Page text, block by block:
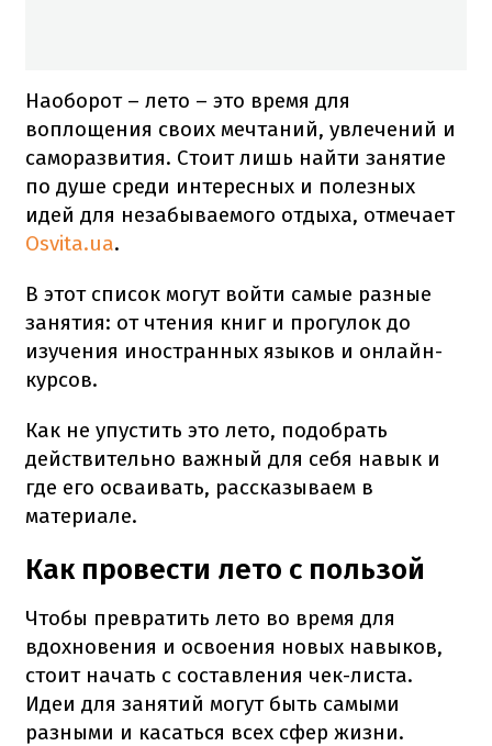
Наоборот – лето – это время для
воплощения своих мечтаний, увлечений и
саморазвития. Стоит лишь найти занятие
по душе среди интересных и полезных
идей для незабываемого отдыха, отмечает
Osvita.ua.
В этот список могут войти самые разные
занятия: от чтения книг и прогулок до
изучения иностранных языков и онлайн-
курсов.
Как не упустить это лето, подобрать
действительно важный для себя навык и
где его осваивать, рассказываем в
материале.
Как провести лето с пользой
Чтобы превратить лето во время для
вдохновения и освоения новых навыков,
стоит начать с составления чек-листа.
Идеи для занятий могут быть самыми
разными и касаться всех сфер жизни.